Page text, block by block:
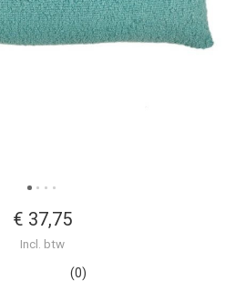
€ 37,75
Incl. btw
(0)